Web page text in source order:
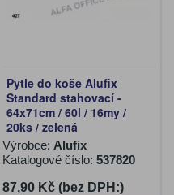
Pytle do koše Alufix
Standard stahovací -
64x71cm / 60l / 16my /
20ks / zelená
Výrobce: Alufix
Katalogové číslo: 537820
87,90 Kč (bez DPH:)